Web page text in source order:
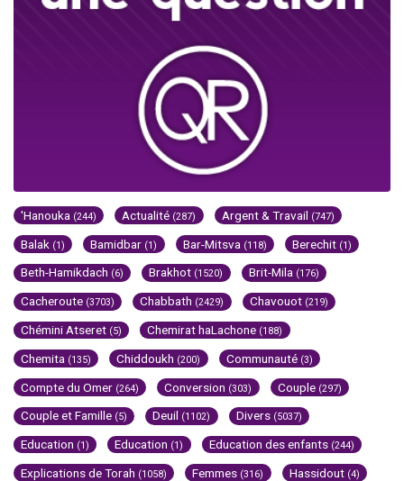
'Hanouka (244) Actualité (287) Argent & Travail (747)
Balak (1) Bamidbar (1) Bar-Mitsva (118) Berechit (1)
Beth-Hamikdach (6) Brakhot (1520) Brit-Mila (176)
Cacheroute (3703) Chabbath (2429) Chavouot (219)
Chémini Atseret (5) Chemirat haLachone (188)
Chemita (135) Chiddoukh (200) Communauté (3)
Compte du Omer (264) Conversion (303) Couple (297)
Couple et Famille (5) Deuil (1102) Divers (5037)
Education (1) Education (1) Education des enfants (244)
Explications de Torah (1058) Femmes (316) Hassidout (4)